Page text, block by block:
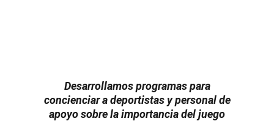
Desarrollamos programas para
concienciar a deportistas y personal de
apoyo sobre la importancia del juego